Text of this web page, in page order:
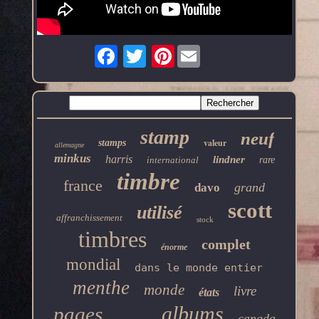
Pinterest
allemagne stamps stamp valeur neuf
minkus harris international lindner rare
france timbre davo grand
affranchissement utilisé stock scott
timbres énorme complet
mondial dans le monde entier
menthe monde états livre
pages albums